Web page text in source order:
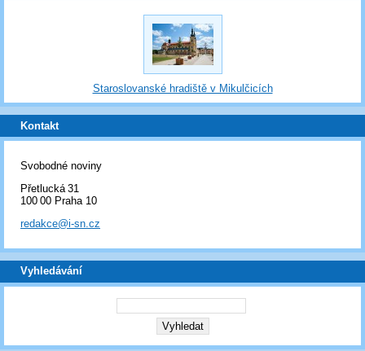
Staroslovanské hradiště v Mikulčicích
Kontakt
Svobodné noviny
Přetlucká 31
100 00 Praha 10
redakce@i-sn.cz
Vyhledávání